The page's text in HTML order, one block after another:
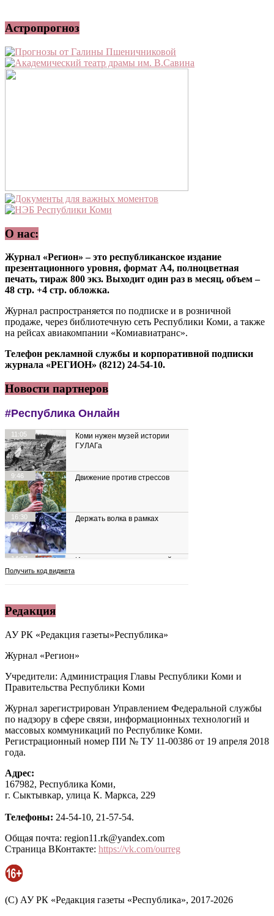
Астропрогноз
О нас:
Журнал «Регион» – это республиканское издание
презентационного уровня, формат А4, полноцветная
печать, тираж 800 экз. Выходит один раз в месяц, объем –
48 стр. +4 стр. обложка.
Журнал распространяется по подписке и в розничной
продаже, через библиотечную сеть Республики Коми, а также
на рейсах авиакомпании «Комиавиатранс».
Телефон рекламной службы и корпоративной подписки
журнала «РЕГИОН» (8212) 24-54-10.
Новости партнеров
Редакция
АУ РК «Редакция газеты»Республика»
Журнал «Регион»
Учредители: Администрация Главы Республики Коми и
Правительства Республики Коми
Журнал зарегистрирован Управлением Федеральной службы
по надзору в сфере связи, информационных технологий и
массовых коммуникаций по Республике Коми.
Регистрационный номер ПИ № ТУ 11-00386 от 19 апреля 2018
года.
Адрес:
167982, Республика Коми,
г. Сыктывкар, улица К. Маркса, 229
Телефоны: 24-54-10, 21-57-54.
Общая почта: region11.rk@yandex.com
Страница ВКонтакте: https://vk.com/ourreg
(C) АУ РК «Редакция газеты «Республика», 2017-2026